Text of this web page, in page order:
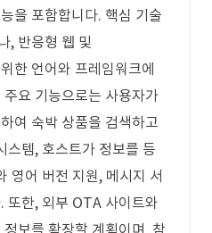
을 포함합니다. 핵심 기술
, 반응형 웹 및
한 언어와 프레임워크에
요 기능으로는 사용자가
여 숙박 상품을 검색하고
스템, 호스트가 정보를 등
영어 버전 지원, 메시지 서
또한, 외부 OTA 사이트와
보를 확장할 계획이며, 참